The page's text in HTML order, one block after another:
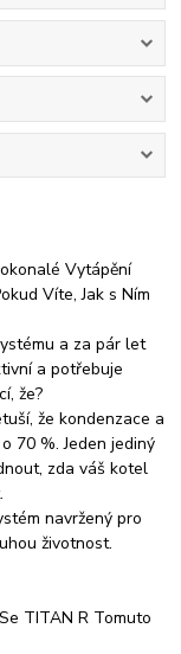
Vytápění
Víte, Jak s Ním
a za pár let
a potřebuje
že?
že kondenzace a
70 %. Jeden jediný
zda váš kotel
navržený pro
životnost.
TITAN R Tomuto